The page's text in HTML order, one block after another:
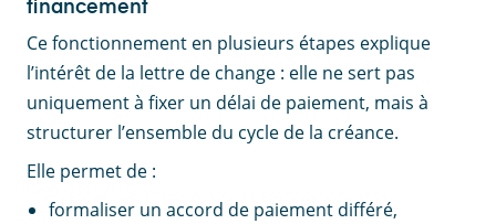
financement
Ce fonctionnement en plusieurs étapes explique
l’intérêt de la lettre de change : elle ne sert pas
uniquement à fixer un délai de paiement, mais à
structurer l’ensemble du cycle de la créance.
Elle permet de :
formaliser un accord de paiement différé,